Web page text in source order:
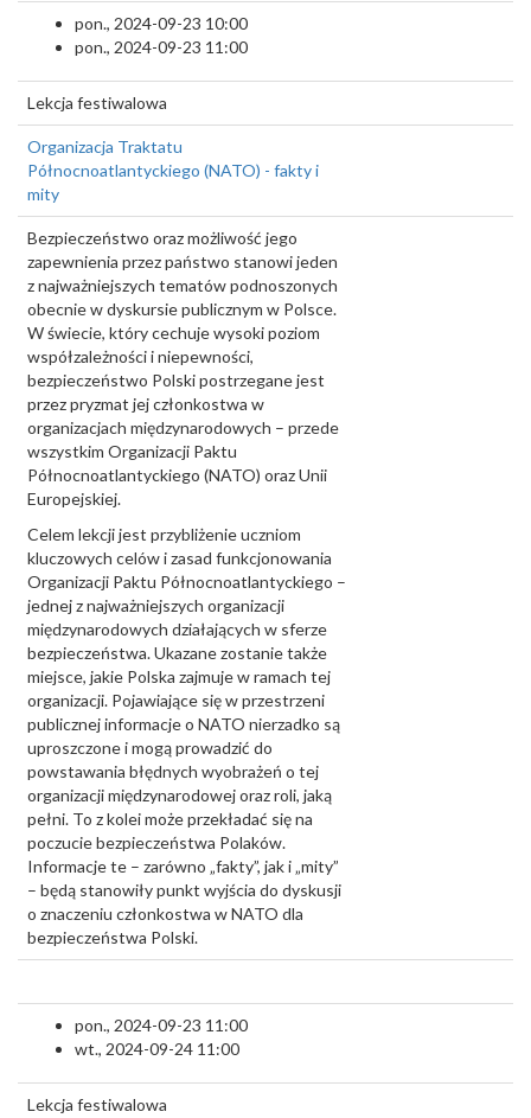
pon., 2024-09-23 10:00
pon., 2024-09-23 11:00
Lekcja festiwalowa
Organizacja Traktatu
Północnoatlantyckiego (NATO) - fakty i
mity
Bezpieczeństwo oraz możliwość jego
zapewnienia przez państwo stanowi jeden
z najważniejszych tematów podnoszonych
obecnie w dyskursie publicznym w Polsce.
W świecie, który cechuje wysoki poziom
współzależności i niepewności,
bezpieczeństwo Polski postrzegane jest
przez pryzmat jej członkostwa w
organizacjach międzynarodowych – przede
wszystkim Organizacji Paktu
Północnoatlantyckiego (NATO) oraz Unii
Europejskiej.
Celem lekcji jest przybliżenie uczniom
kluczowych celów i zasad funkcjonowania
Organizacji Paktu Północnoatlantyckiego –
jednej z najważniejszych organizacji
międzynarodowych działających w sferze
bezpieczeństwa. Ukazane zostanie także
miejsce, jakie Polska zajmuje w ramach tej
organizacji. Pojawiające się w przestrzeni
publicznej informacje o NATO nierzadko są
uproszczone i mogą prowadzić do
powstawania błędnych wyobrażeń o tej
organizacji międzynarodowej oraz roli, jaką
pełni. To z kolei może przekładać się na
poczucie bezpieczeństwa Polaków.
Informacje te – zarówno „fakty”, jak i „mity”
– będą stanowiły punkt wyjścia do dyskusji
o znaczeniu członkostwa w NATO dla
bezpieczeństwa Polski.
pon., 2024-09-23 11:00
wt., 2024-09-24 11:00
Lekcja festiwalowa